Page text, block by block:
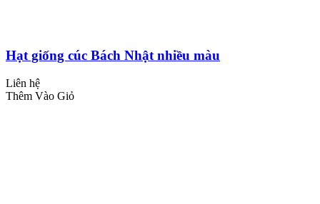
Hạt giống cúc Bách Nhật nhiều màu
Liên hệ
Thêm Vào Giỏ